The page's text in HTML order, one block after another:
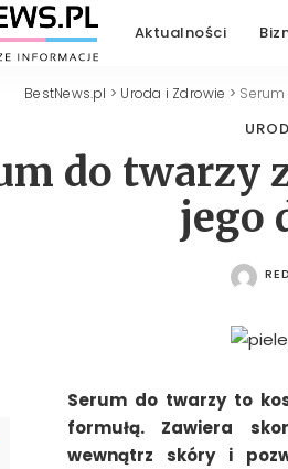
Aktualności
BestNews.pl > Uroda i Zdrowie >
do twarzy
jego
Serum do twarzy to
formułą. Zawiera
wewnątrz skóry i